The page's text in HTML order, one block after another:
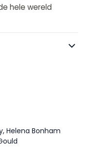
hele wereld
Helena Bonham